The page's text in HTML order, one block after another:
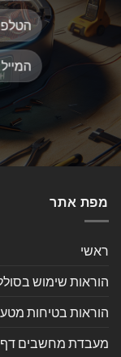
מפת אתר
ראשי
הוראות שימוש
הוראות בטיחות
מעבדת מחשבים דף